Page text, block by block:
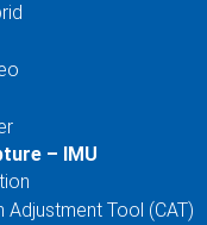
– IMU
Adjustment Tool (CAT)